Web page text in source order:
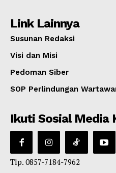
Link Lainnya
Susunan Redaksi
Visi dan Misi
Pedoman Siber
SOP Perlindungan
Ikuti Sosial Media
Tlp. 0857-7184-7962